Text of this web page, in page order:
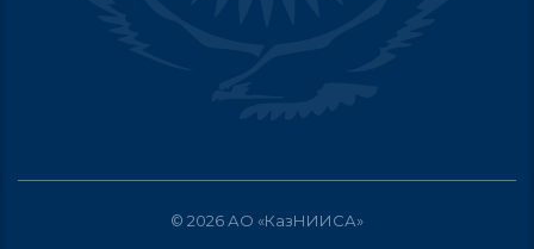
© 2026 АО «КазНИИСА»